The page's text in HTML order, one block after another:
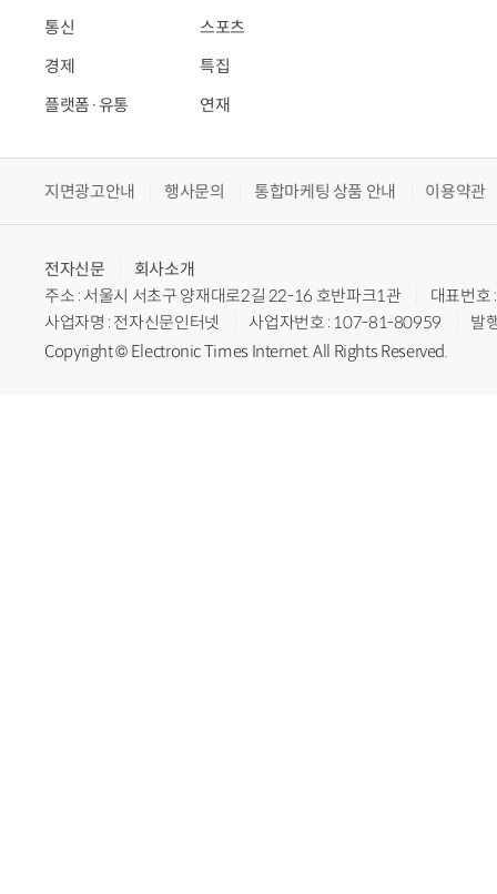
통신
경제
플랫폼·유통
스포츠
특집
연재
지면광고안내 행사문의 통합마케팅 상품 안내 이용약관
전자신문
회사소개
주소 : 서울시 서초구 양재대로2길 22-16 호반파크1관
대표번
사업자명 : 전자신문인터넷
사업자번호 : 107-81-80959
발
Copyright © Electronic Times Internet. All Rights Reserved.